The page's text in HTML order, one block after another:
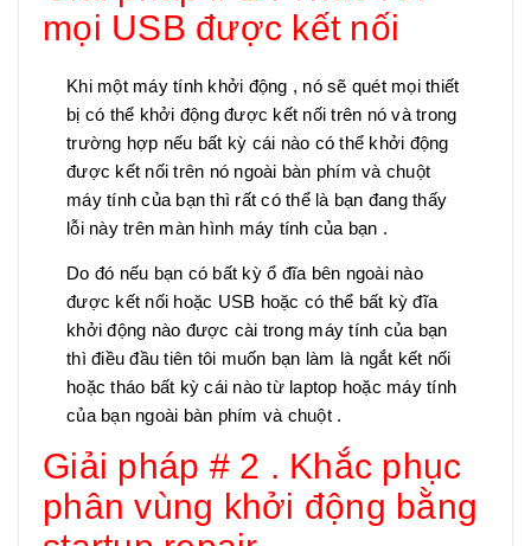
mọi USB được kết nối
Khi một máy tính khởi động , nó sẽ quét mọi thiết
bị có thể khởi động được kết nối trên nó và trong
trường hợp nếu bất kỳ cái nào có thể khởi động
được kết nối trên nó ngoài bàn phím và chuột
máy tính của bạn thì rất có thể là bạn đang thấy
lỗi này trên màn hình máy tính của bạn .
Do đó nếu bạn có bất kỳ ổ đĩa bên ngoài nào
được kết nối hoặc USB hoặc có thể bất kỳ đĩa
khởi động nào được cài trong máy tính của bạn
thì điều đầu tiên tôi muốn bạn làm là ngắt kết nối
hoặc tháo bất kỳ cái nào từ laptop hoặc máy tính
của bạn ngoài bàn phím và chuột .
Giải pháp # 2 . Khắc phục
phân vùng khởi động bằng